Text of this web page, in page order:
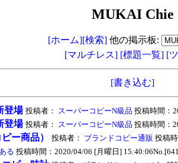
MUKAI Chie
[ホーム][検索] 他の掲示板:
[マルチレス] [標題一覧] [
[書き込む]
登場 投稿者： スーパーコピーN級品 投稿時間：
登場 投稿者： スーパーコピーN級品 投稿時間：
ー商品） 投稿者： ブランドコピー通販 投稿
る 投稿時間：2020/04/06 [月曜日]